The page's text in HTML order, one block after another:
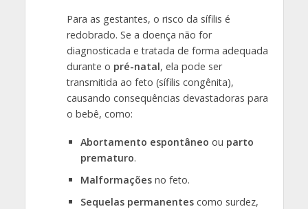
Para as gestantes, o risco da sífilis é
redobrado. Se a doença não for
diagnosticada e tratada de forma adequada
durante o pré-natal, ela pode ser
transmitida ao feto (sífilis congênita),
causando consequências devastadoras para
o bebê, como:
Abortamento espontâneo ou parto
prematuro.
Malformaçõesno feto.
Sequelas permanentescomo surdez,